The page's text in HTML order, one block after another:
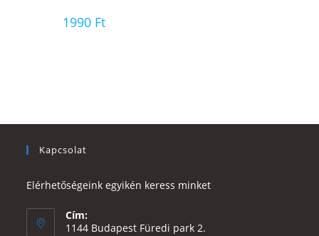
1990 Ft
Kapcsolat
Elérhetőségeink egyikén keress minket
Cím:
1144 Budapest Füredi park 2.